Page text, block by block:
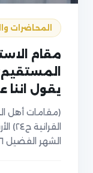
المحاضرات
يقول
(مقامات أهل
الشهر الفضيل ١٤٤٦ الموافق ٢٦/ ٣/ ٢٠٢٥